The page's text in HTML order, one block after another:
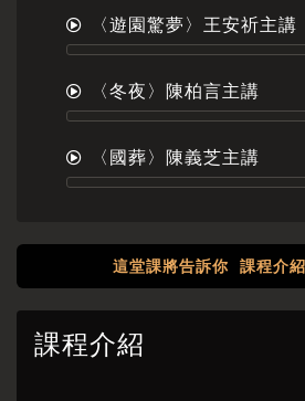
〈遊園驚夢〉王安祈主講
〈冬夜〉陳柏言主講
〈國葬〉陳義芝主講
這堂課將告訴你 課程介紹
課程介紹